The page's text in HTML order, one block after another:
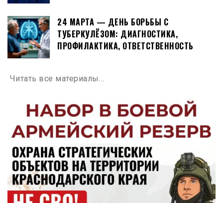
24 МАРТА — ДЕНЬ БОРЬБЫ С
ТУБЕРКУЛЁЗОМ: ДИАГНОСТИКА,
ПРОФИЛАКТИКА, ОТВЕТСТВЕННОСТЬ
Читать все материалы…